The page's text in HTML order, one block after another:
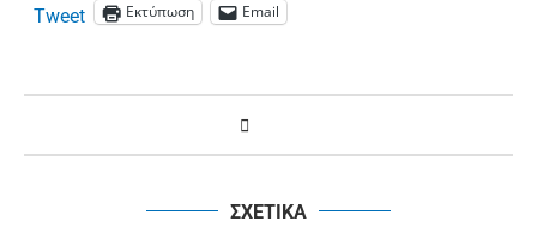
Tweet Εκτύπωση Email
ΣΧΕΤΙΚΑ